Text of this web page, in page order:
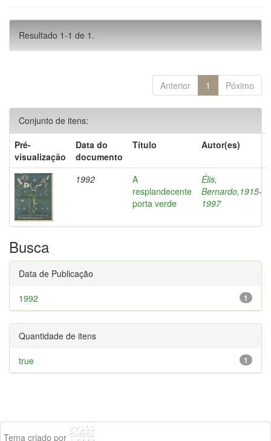
Resultado 1-1 de 1.
Anterior 1 Póximo
Conjunto de itens:
Pré-
visualização
Data do
documento
Título Autor(es)
1992
A
resplandecente
porta verde
Élis,
Bernardo,1915-
1997
Busca
Data de Publicação
1
1992
Quantidade de itens
1
true
Tema criado por